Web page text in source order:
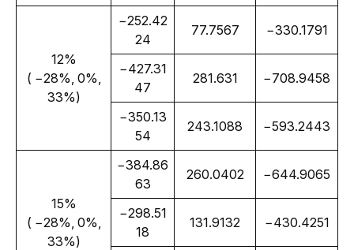
12%
33%)
−252.42
24
77.7567 −330.1791
−427.31
47
281.631 −708.9458
−350.13
54
243.1088 −593.2443
15%
33%)
−384.86
63
260.0402 −644.9065
−298.51
18
131.9132 −430.4251